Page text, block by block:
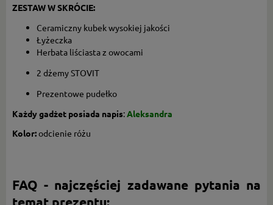
ZESTAW W SKRÓCIE:
Ceramiczny kubek wysokiej jakości
Łyżeczka
Herbata liściasta z owocami
2 dżemy STOVIT
Prezentowe pudełko
Każdy gadżet posiada napis:Aleksandra
Kolor:odcienie różu
FAQ - najczęściej zadawane pytania na